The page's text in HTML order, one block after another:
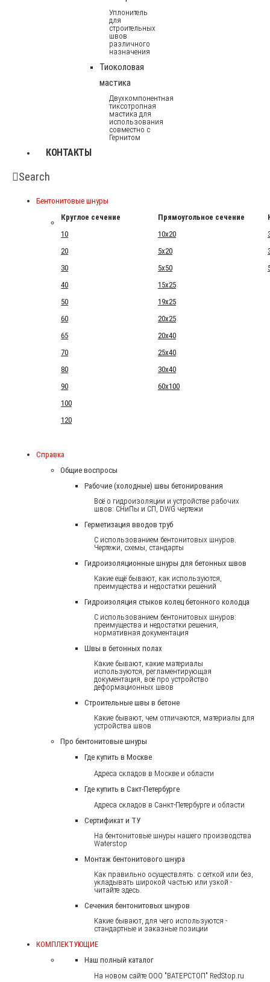
Уплонитель
для
строительных
швов
различного
назначения
Тиоколовая
мастика
Двухкомпонентная
тиксотропная
мастика для
использования
совместно с
Гернитом
КОНТАКТЫ
Search
Бентонитовые шнуры
Круглое сечение
Прямоугольное сечение
10
10x20
20
5x20
30
5x50
40
15x25
50
19x25
60
20x25
65
20x40
70
25x40
80
30x40
90
60x100
100
120
Справка
Общие воспросы
Рабочие (холодные) швы бетонирования
Всё о гидроизоляции и устройстве рабочих
швов: СНиПы и СП, DWG чертежи
Герметизация вводов труб
С использованием бентонитовых шнуров.
Чертежи, схемы, стандарты
Гидроизоляционные шнуры для бетонных швов
Какие ещё бывают, как используются,
преимущества и недостатки решений
Гидроизоляция стыков колец бетонного колодца
С использованием бентонитовых шнуров:
преимущества и недостатки решения,
нормативная документация
Швы в бетонных полах
Какие бывают, какие материалы
используются, регламентирующая
документация, всё про устройство
деформационных швов
Строительные швы в бетоне
Какие бывают, чем отличаются, материалы для
устройства швов
Про бентонитовые шнуры
Где купить в Москве
Адреса складов в Москве и области
Где купить в Сакт-Петербурге
Адреса складов в Санкт-Петербурге и области
Сертификат и ТУ
На бентонитовые шнуры нашего производства
Waterstop
Монтаж бентонитового шнура
Как правильно осуществлять: с сеткой или без,
укладывать широкой частью или узкой -
читайте здесь.
Сечения бентонитовых шнуров
Какие бывают, для чего используются -
стандартные и заказные позиции
КОМПЛЕКТУЮЩИЕ
Наш полный каталог
На новом сайте ООО "ВАТЕРСТОП" RedStop.ru